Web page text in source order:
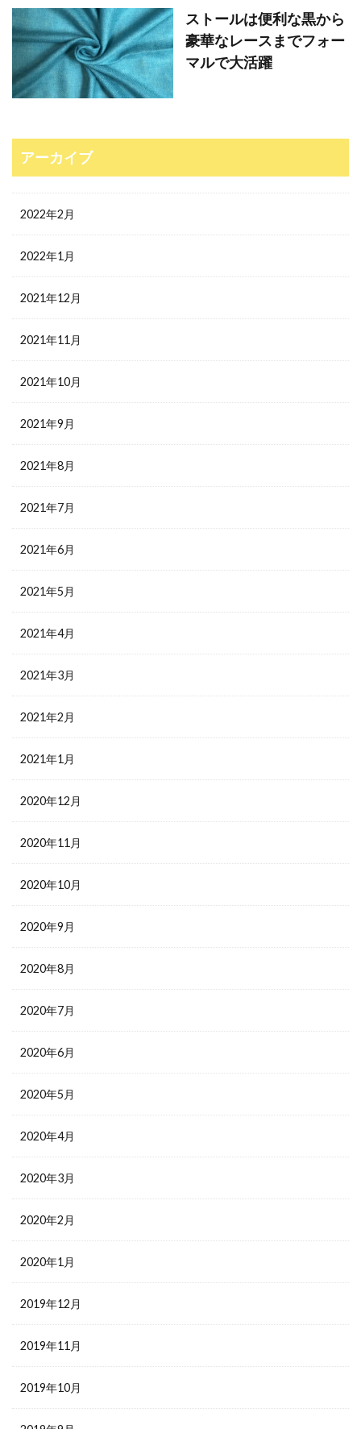
ストールは便利な黒から
豪華なレースまでフォー
マルで大活躍
アーカイブ
2022年2月
2022年1月
2021年12月
2021年11月
2021年10月
2021年9月
2021年8月
2021年7月
2021年6月
2021年5月
2021年4月
2021年3月
2021年2月
2021年1月
2020年12月
2020年11月
2020年10月
2020年9月
2020年8月
2020年7月
2020年6月
2020年5月
2020年4月
2020年3月
2020年2月
2020年1月
2019年12月
2019年11月
2019年10月